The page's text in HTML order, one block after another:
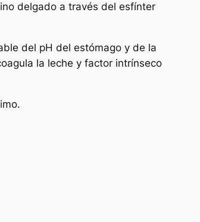
delgado a través del esfínter
del pH del estómago y de la
la leche y factor intrínseco